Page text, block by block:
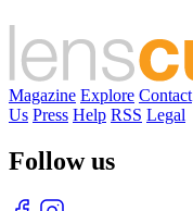
Magazine Explore Contact
Us Press Help RSS Legal
Follow us